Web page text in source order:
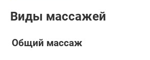
Виды массажей
Общий массаж